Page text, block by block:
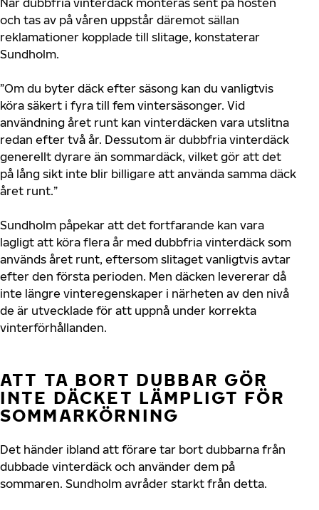
När dubbfria vinterdäck monteras sent på hösten
och tas av på våren uppstår däremot sällan
reklamationer kopplade till slitage, konstaterar
Sundholm.
”Om du byter däck efter säsong kan du vanligtvis
köra säkert i fyra till fem vintersäsonger. Vid
användning året runt kan vinterdäcken vara utslitna
redan efter två år. Dessutom är dubbfria vinterdäck
generellt dyrare än sommardäck, vilket gör att det
på lång sikt inte blir billigare att använda samma däck
året runt.”
Sundholm påpekar att det fortfarande kan vara
lagligt att köra flera år med dubbfria vinterdäck som
används året runt, eftersom slitaget vanligtvis avtar
efter den första perioden. Men däcken levererar då
inte längre vinteregenskaper i närheten av den nivå
de är utvecklade för att uppnå under korrekta
vinterförhållanden.
ATT TA BORT DUBBAR GÖR
INTE DÄCKET LÄMPLIGT FÖR
SOMMARKÖRNING
Det händer ibland att förare tar bort dubbarna från
dubbade vinterdäck och använder dem på
sommaren. Sundholm avråder starkt från detta.